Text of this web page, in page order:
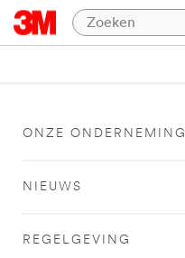
ONZE ONDERNEMING
NIEUWS
REGELGEVING